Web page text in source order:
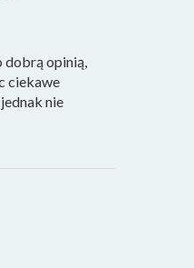
dobrą opinią,
ciekawe
nie